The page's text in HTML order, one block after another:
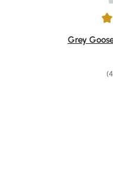
Durchschnittliche
Grey